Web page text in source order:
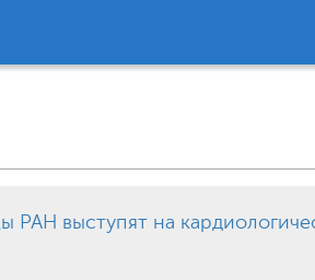
РАН выступят на